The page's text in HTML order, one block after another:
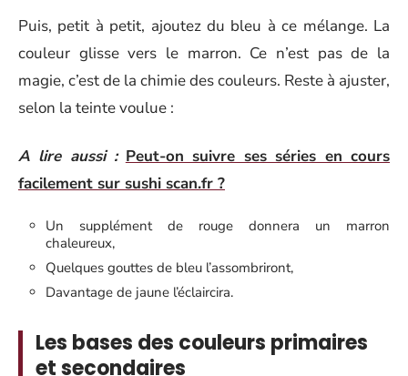
Puis, petit à petit, ajoutez du bleu à ce mélange. La
couleur glisse vers le marron. Ce n’est pas de la
magie, c’est de la chimie des couleurs. Reste à ajuster,
selon la teinte voulue :
A lire aussi : Peut-on suivre ses séries en cours
facilement sur sushi scan.fr ?
Un supplément de rouge donnera un marron
chaleureux,
Quelques gouttes de bleu l’assombriront,
Davantage de jaune l’éclaircira.
Les bases des couleurs primaires
et secondaires